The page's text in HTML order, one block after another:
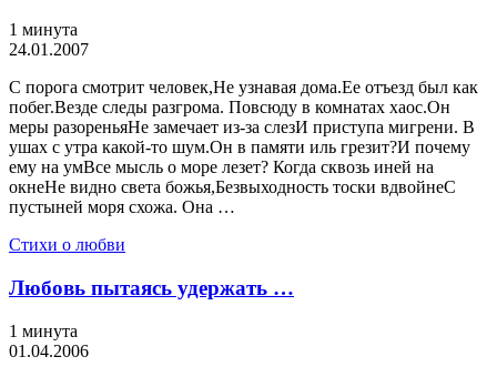
1 минута
24.01.2007
С порога смотрит человек,Не узнавая дома.Ее отъезд был как
побег.Везде следы разгрома. Повсюду в комнатах хаос.Он
меры разореньяНе замечает из-за слезИ приступа мигрени. В
ушах с утра какой-то шум.Он в памяти иль грезит?И почему
ему на умВсе мысль о море лезет? Когда сквозь иней на
окнеНе видно света божья,Безвыходность тоски вдвойнеС
пустыней моря схожа. Она …
Стихи о любви
Любовь пытаясь удержать …
1 минута
01.04.2006